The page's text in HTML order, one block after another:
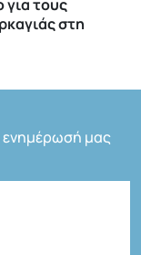
για τους
στη
ενημέρωσή μας